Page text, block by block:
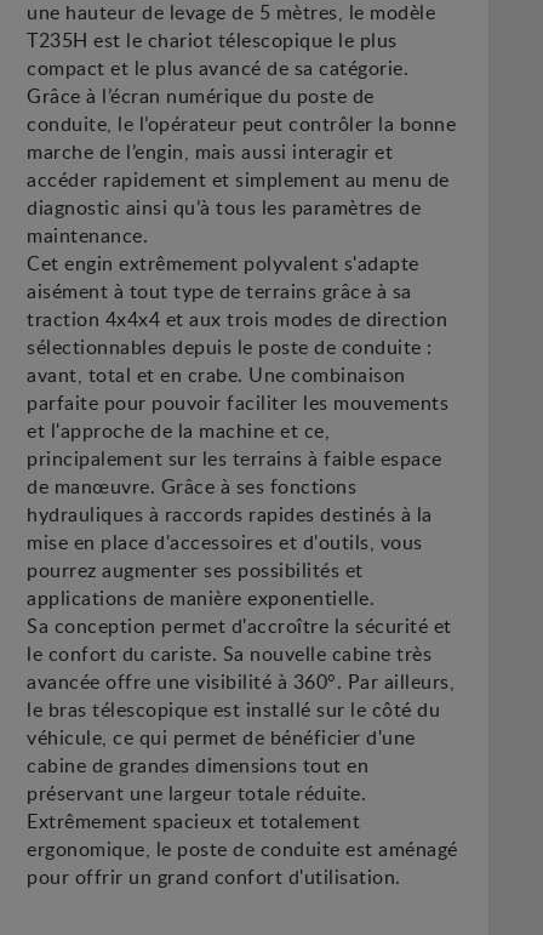
une hauteur de levage de 5 mètres, le modèle
T235H est le chariot télescopique le plus
compact et le plus avancé de sa catégorie.
Grâce à l’écran numérique du poste de
conduite, le l’opérateur peut contrôler la bonne
marche de l’engin, mais aussi interagir et
accéder rapidement et simplement au menu de
diagnostic ainsi qu’à tous les paramètres de
maintenance.
Cet engin extrêmement polyvalent s'adapte
aisément à tout type de terrains grâce à sa
traction 4x4x4 et aux trois modes de direction
sélectionnables depuis le poste de conduite :
avant, total et en crabe. Une combinaison
parfaite pour pouvoir faciliter les mouvements
et l'approche de la machine et ce,
principalement sur les terrains à faible espace
de manœuvre. Grâce à ses fonctions
hydrauliques à raccords rapides destinés à la
mise en place d'accessoires et d'outils, vous
pourrez augmenter ses possibilités et
applications de manière exponentielle.
Sa conception permet d'accroître la sécurité et
le confort du cariste. Sa nouvelle cabine très
avancée offre une visibilité à 360°. Par ailleurs,
le bras télescopique est installé sur le côté du
véhicule, ce qui permet de bénéficier d'une
cabine de grandes dimensions tout en
préservant une largeur totale réduite.
Extrêmement spacieux et totalement
ergonomique, le poste de conduite est aménagé
pour offrir un grand confort d'utilisation.